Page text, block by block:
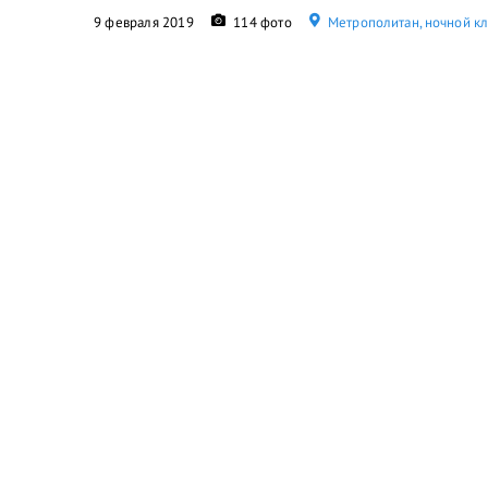
9 февраля 2019 114 фото Метрополитан, ночной